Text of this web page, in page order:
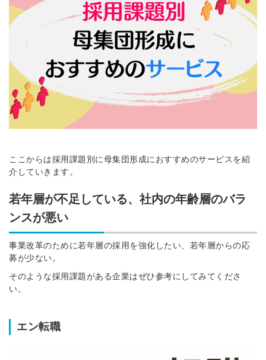
ここからは採用課題別に母集団形成におすすめのサービスを紹
介していきます。
若年層が不足している、社内の年齢層のバラ
ンスが悪い
事業改革のために若年層の採用を強化したい、若年層からの応
募が少ない。
そのような採用課題がある企業はぜひ参考にしてみてくださ
い。
エン転職